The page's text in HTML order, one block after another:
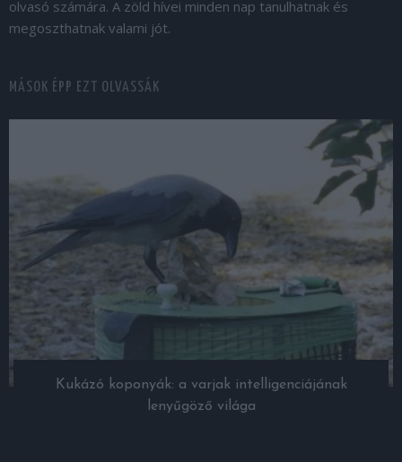
olvasó számára. A zöld hívei minden nap tanulhatnak és
megoszthatnak valami jót.
MÁSOK ÉPP EZT OLVASSÁK
Kukázó koponyák: a varjak intelligenciájának
lenyűgöző világa